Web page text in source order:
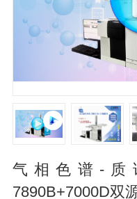
气相色谱-质
7890B+7000D双